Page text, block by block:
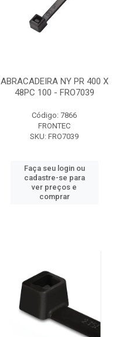
ABRACADEIRA NY PR 400 X
48PC 100 - FRO7039
Código: 7866
FRONTEC
SKU: FRO7039
Faça seu login ou
cadastre-se para
ver preços e
comprar